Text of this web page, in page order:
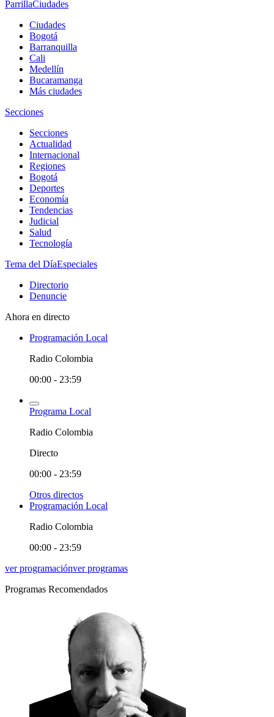
ParrillaCiudades
Ciudades
Bogotá
Barranquilla
Cali
Medellín
Bucaramanga
Más ciudades
Secciones
Secciones
Actualidad
Internacional
Regiones
Bogotá
Deportes
Economía
Tendencias
Judicial
Salud
Tecnología
Tema del DíaEspeciales
Directorio
Denuncie
Ahora en directo
Programación Local
Radio Colombia
00:00 - 23:59
Programa Local
Radio Colombia
Directo
00:00 - 23:59
Otros directos
Programación Local
Radio Colombia
00:00 - 23:59
ver programaciónver programas
Programas Recomendados